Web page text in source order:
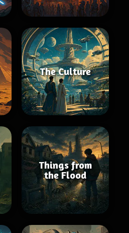
The Culture
Things from
the Flood